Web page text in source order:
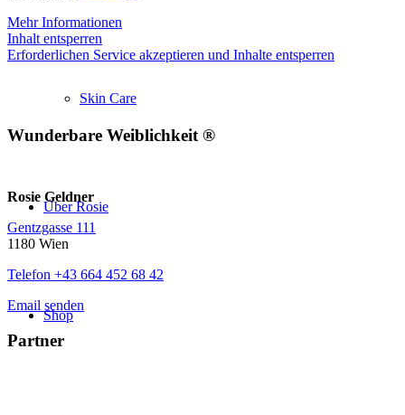
Skin Care
Über Rosie
Shop
Mehr Informationen
Inhalt entsperren
Erforderlichen Service akzeptieren und Inhalte entsperren
Wunderbare Weiblichkeit ®
Rosie Geldner
Gentzgasse 111
1180 Wien
Telefon +43 664 452 68 42
Email senden
Partner